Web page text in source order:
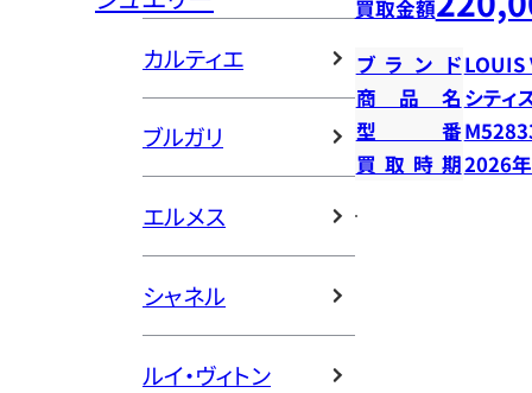
カルティエ
ブルガリ
エルメス
シャネル
ルイ・ヴィトン
買取金額
ブランドLOUIS
商品名 シティ
型番
買取時期2026